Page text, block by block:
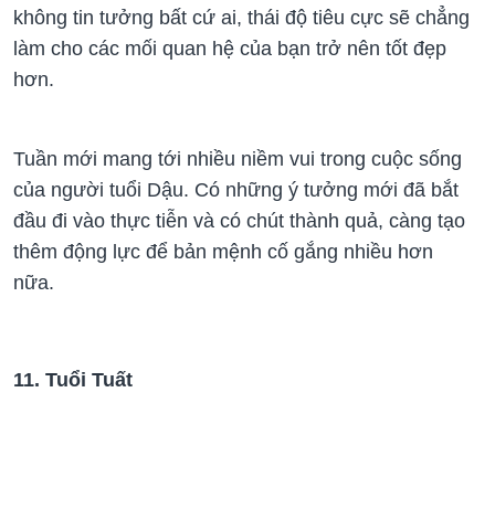
không tin tưởng bất cứ ai, thái độ tiêu cực sẽ chẳng
làm cho các mối quan hệ của bạn trở nên tốt đẹp
hơn.
Tuần mới mang tới nhiều niềm vui trong cuộc sống
của người tuổi Dậu. Có những ý tưởng mới đã bắt
đầu đi vào thực tiễn và có chút thành quả, càng tạo
thêm động lực để bản mệnh cố gắng nhiều hơn
nữa.
11. Tuổi Tuất